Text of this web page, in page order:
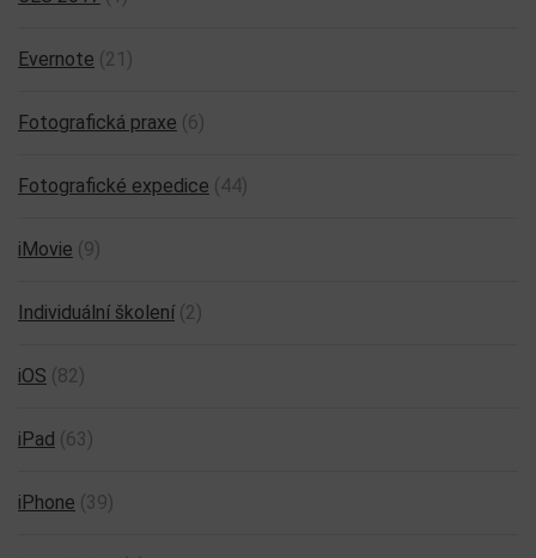
Evernote (21)
Fotografická praxe (6)
Fotografické expedice (44)
iMovie (9)
Individuální školení (2)
iOS (82)
iPad (63)
iPhone (39)